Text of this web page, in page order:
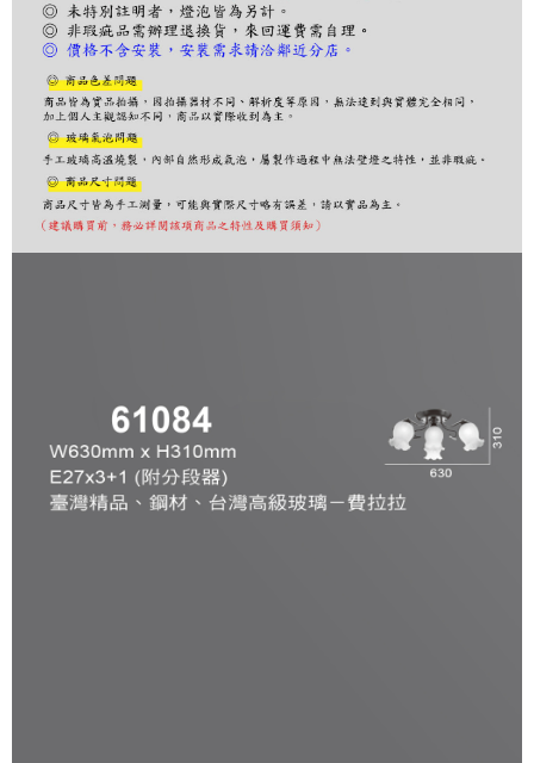
【「AFTEE先享後付」結帳流程】
１．於結帳方式選擇「AFTEE先享後付」後，將跳轉至「AFTEE先享後付」
２．訂單成立數日內，您將收到繳費通知簡訊。
３．收到繳費通知簡訊後14天內，點擊此簡訊中的連結，可透過四大超商／
ATM／網路銀行／等多元方式進行付款，方視為交易完成。
※ 請注意：結帳手續完成當下不需立刻繳費，但若您需要取消訂單，請聯絡
後付繳納相關費用。
※ 交易是否成功請以「AFTEE先享後付 」之結帳頁面顯示為準，若有關於
是否繳費成功／繳費後需取消欲退款等相關疑問，請聯繫「AFTEE先享後付
客戶支援中心」https://netprotections.freshdesk.com/support/home
https://aftee.tw/terms/#terms3
３．未成年的使用者請事先徵得法定代理人或監護人之同意方可使用
「AFTEE先享後付」，若未經同意申辦者引起之損失，本公司不負相關責
任。
４．使用「AFTEE先享後付」時，將依據個別帳號之用戶狀況，依本公司即
時審查核予不同之上限額度；若仍有額度不足之情形，本公司將視審查結果
每筆NT$180，滿NT$5,000(含以上)免運費